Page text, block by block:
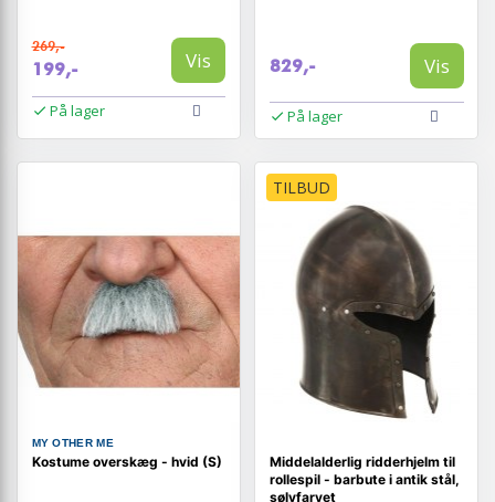
269,-
199,- Vis
På lager
829,- Vis
På lager
MY OTHER ME
Kostume overskæg - hvid (S)
TILBUD
Middelalderlig ridderhjelm til
rollespil - barbute i antik stål,
sølvfarvet